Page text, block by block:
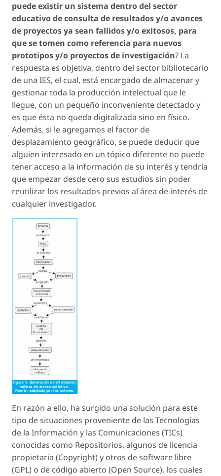
puede existir un sistema dentro del sector
educativo de consulta de resultados y/o avances
de proyectos ya sean fallidos y/o exitosos, para
que se tomen como referencia para nuevos
prototipos y/o proyectos de investigación? La
respuesta es objetiva, dentro del sector bibliotecario
de una IES, el cual, está encargado de almacenar y
gestionar toda la producción intelectual que le
llegue, con un pequeño inconveniente detectado y
es que ésta no queda digitalizada sino en físico.
Además, si le agregamos el factor de
desplazamiento geográfico, se puede deducir que
alguien interesado en un tópico diferente no puede
tener acceso a la información de su interés y tendría
que empezar desde cero sus estudios sin poder
reutilizar los resultados previos al área de interés de
cualquier investigador.
En razón a ello, ha surgido una solución para este
tipo de situaciones proveniente de las Tecnologías
de la Información y las Comunicaciones (TICs)
conocidas como Repositorios, algunos de licencia
propietaria (Copyright) y otros de software libre
(GPL) o de código abierto (Open Source), los cuales